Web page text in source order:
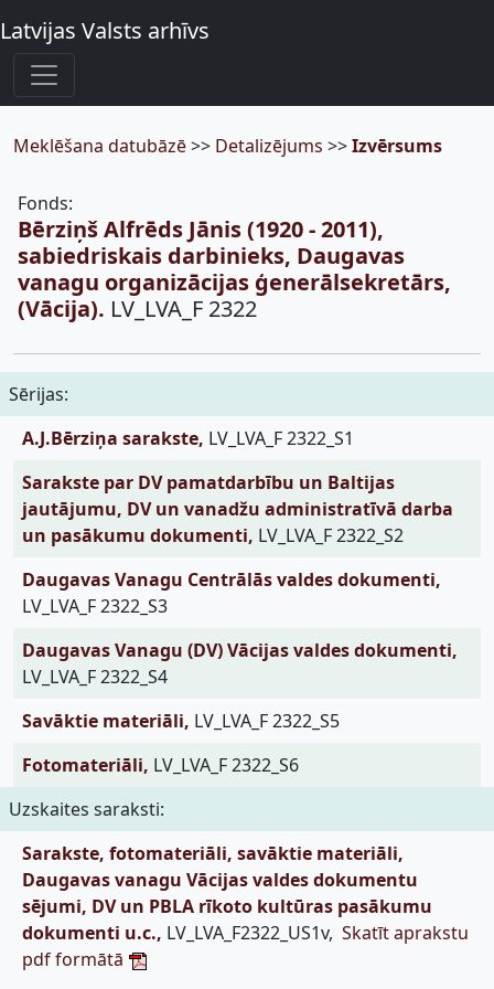
Latvijas Valsts arhīvs
Meklēšana datubāzē>> Detalizējums >>Izvērsums
Fonds:
Bērziņš Alfrēds Jānis (1920 - 2011),
sabiedriskais darbinieks, Daugavas
vanagu organizācijas ģenerālsekretārs,
(Vācija). LV_LVA_F 2322
Sērijas:
A.J.Bērziņa sarakste, LV_LVA_F 2322_S1
Sarakste par DV pamatdarbību un Baltijas
jautājumu, DV un vanadžu administratīvā darba
un pasākumu dokumenti, LV_LVA_F 2322_S2
Daugavas Vanagu Centrālās valdes dokumenti,
LV_LVA_F 2322_S3
Daugavas Vanagu (DV) Vācijas valdes dokumenti,
LV_LVA_F 2322_S4
Savāktie materiāli, LV_LVA_F 2322_S5
Fotomateriāli, LV_LVA_F 2322_S6
Uzskaites saraksti:
Sarakste, fotomateriāli, savāktie materiāli,
Daugavas vanagu Vācijas valdes dokumentu
sējumi, DV un PBLA rīkoto kultūras pasākumu
dokumenti u.c., LV_LVA_F2322_US1v, Skatīt aprakstu
pdf formātā